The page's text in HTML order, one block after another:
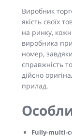
Виробник
якість своїх
на ринку,
виробника
номер,
справжність
дійсно
прилад.
Fully-multi-